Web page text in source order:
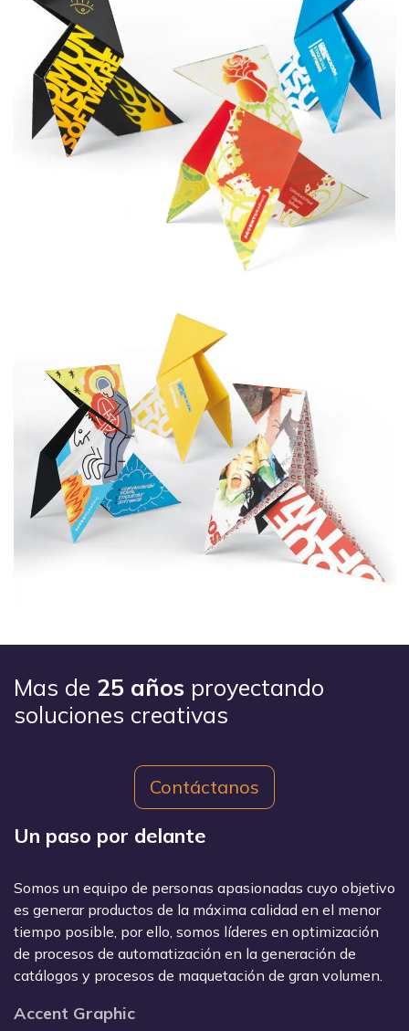
Mas de 25 años proyectando
soluciones creativas
Contáctanos
Un paso por delante
Somos un equipo de personas apasionadas cuyo objetivo
es generar productos de la máxima calidad en el menor
tiempo posible, por ello, somos líderes en optimización
de procesos de automatización en la generación de
catálogos y procesos de maquetación de gran volumen.
Accent Graphic